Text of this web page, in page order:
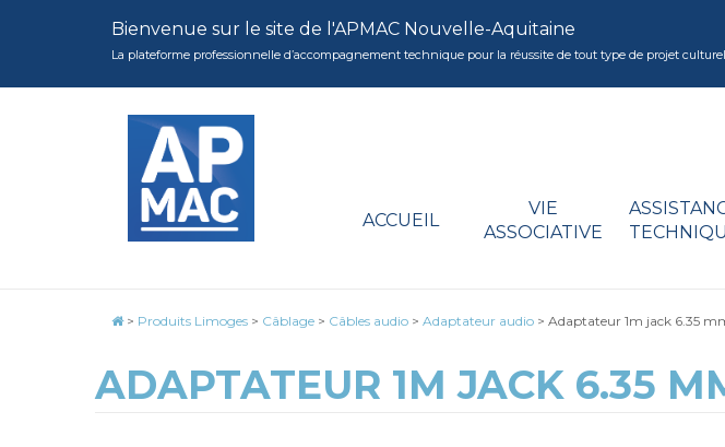
Bienvenue sur le site de l'APMAC Nouvelle-Aquitaine
La plateforme professionnelle d’accompagnement technique pour la réussite de tout type de projet
ACCUEIL
VIE
ASSOCIATIVE
> Produits Limoges > Câblage > Câbles audio > Adaptateur audio > Adaptateur 1m jack 6.35
ADAPTATEUR 1M JACK 6.35